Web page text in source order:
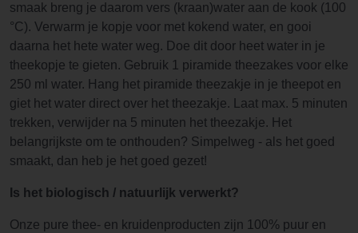
smaak breng je daarom vers (kraan)water aan de kook (100
°C). Verwarm je kopje voor met kokend water, en gooi
daarna het hete water weg. Doe dit door heet water in je
theekopje te gieten. Gebruik 1 piramide theezakes voor elke
250 ml water. Hang het piramide theezakje in je theepot en
giet het water direct over het theezakje. Laat max. 5 minuten
trekken, verwijder na 5 minuten het theezakje. Het
belangrijkste om te onthouden? Simpelweg - als het goed
smaakt, dan heb je het goed gezet!
Is het biologisch / natuurlijk verwerkt?
Onze pure thee- en kruidenproducten zijn 100% puur en